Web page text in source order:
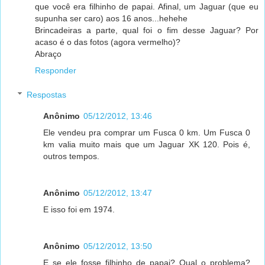
que você era filhinho de papai. Afinal, um Jaguar (que eu
supunha ser caro) aos 16 anos...hehehe
Brincadeiras a parte, qual foi o fim desse Jaguar? Por
acaso é o das fotos (agora vermelho)?
Abraço
Responder
Respostas
Anônimo 05/12/2012, 13:46
Ele vendeu pra comprar um Fusca 0 km. Um Fusca 0
km valia muito mais que um Jaguar XK 120. Pois é,
outros tempos.
Anônimo 05/12/2012, 13:47
E isso foi em 1974.
Anônimo 05/12/2012, 13:50
E se ele fosse filhinho de papai? Qual o problema?